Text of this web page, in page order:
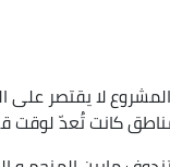
المشروع لا يقتصر
كانت تُعدّ لوقت